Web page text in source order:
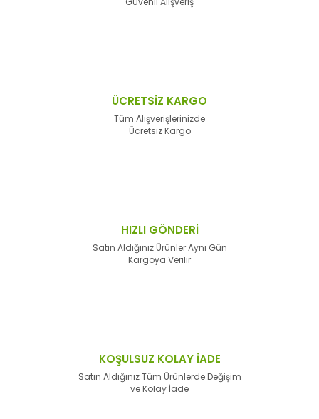
ÜCRETSİZ KARGO
Tüm Alışverişlerinizde
Ücretsiz Kargo
HIZLI GÖNDERİ
Satın Aldığınız Ürünler Aynı Gün
Kargoya Verilir
KOŞULSUZ KOLAY İADE
Satın Aldığınız Tüm Ürünlerde Değişim
ve Kolay İade